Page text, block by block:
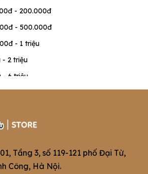
- 200.000đ
- 500.000đ
- 1 triệu
- 2 triệu
- 6 triệu
- 15 triệu
Tầng 3, số 119-121 phố Đại Từ,
Công, Hà Nội.